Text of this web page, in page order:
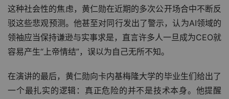
这种社会性的焦虑，黄仁勋在近期的多次公开场合中不断反
驳这些悲观预测。他甚至对同行发出了警示，认为AI领域的
领袖应当保持谦逊与实事求是，直言许多人一旦成为CEO就
容易产生“上帝情结”，误以为自己无所不知。
在演讲的最后，黄仁勋向卡内基梅隆大学的毕业生们给出了
一个最扎实的逻辑：真正危险的并不是技术本身。他提醒